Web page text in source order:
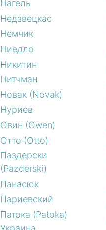
Нагель
Недзвецкас
Немчик
Ниедло
Никитин
Нитчман
Новак (Novak)
Нуриев
Овин (Owen)
Отто (Otto)
Паздерски
(Pazderski)
Панасюк
Париевский
Патока (Patoka)
Украина